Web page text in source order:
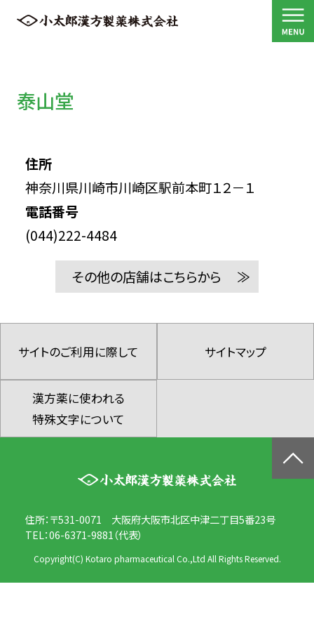
泰山堂
住所
神奈川県川崎市川崎区駅前本町１２－１
電話番号
(044)222-4484
その他の店舗はこちらから
サイトのご利用に際して サイトマップ
漢方薬に使われる
特殊文字について
住所：〒531-0071 大阪府大阪市北区中津二丁目5番23号
TEL：06-6371-9881（代表）
Copyright(C) Kotaro pharmaceutical Co.,Ltd All Rights Reserved.